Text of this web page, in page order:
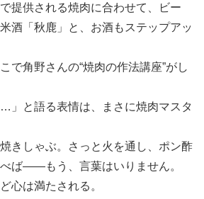
提供される焼肉に合わせて、ビー
酒「秋鹿」と、お酒もステップアッ
で角野さんの“焼肉の作法講座”がし
…」と語る表情は、まさに焼肉マスタ
きしゃぶ。さっと火を通し、ポン酢
ば――もう、言葉はいりません。
心は満たされる。